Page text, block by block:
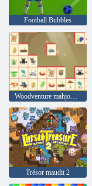
Football Bubbles
Woodventure mahjong connecter
Trésor maudit 2